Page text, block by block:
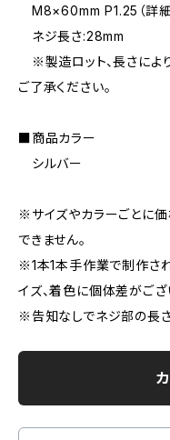
M8×60mm P1.25（詳細
ネジ長さ:28mm
※製造ロット、長さによ
ご了承ください。
■商品カラー
シルバー
※サイズやカラーごとに
できません。
※1本1本手作業で制作さ
イズ、着色に個体差がござ
※告知なしでネジ部の長